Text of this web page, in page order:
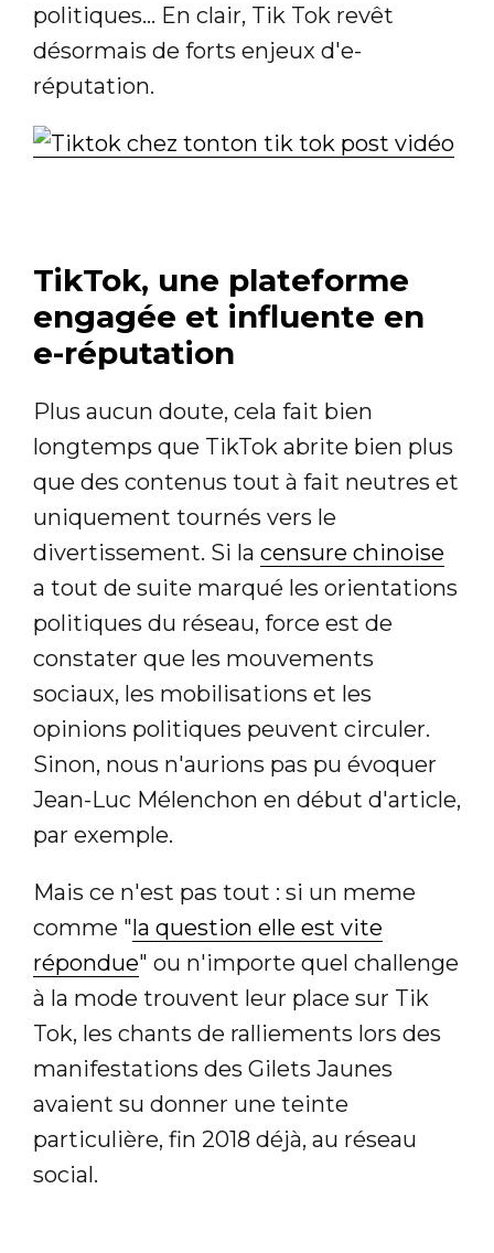
politiques... En clair, Tik Tok revêt
désormais de forts enjeux d'e-
réputation.
TikTok, une plateforme
engagée et influente en
e-réputation
Plus aucun doute, cela fait bien
longtemps que TikTok abrite bien plus
que des contenus tout à fait neutres et
uniquement tournés vers le
divertissement. Si la censure chinoise
a tout de suite marqué les orientations
politiques du réseau, force est de
constater que les mouvements
sociaux, les mobilisations et les
opinions politiques peuvent circuler.
Sinon, nous n'aurions pas pu évoquer
Jean-Luc Mélenchon en début d'article,
par exemple.
Mais ce n'est pas tout : si un meme
comme "la question elle est vite
répondue" ou n'importe quel challenge
à la mode trouvent leur place sur Tik
Tok, les chants de ralliements lors des
manifestations des Gilets Jaunes
avaient su donner une teinte
particulière, fin 2018 déjà, au réseau
social.